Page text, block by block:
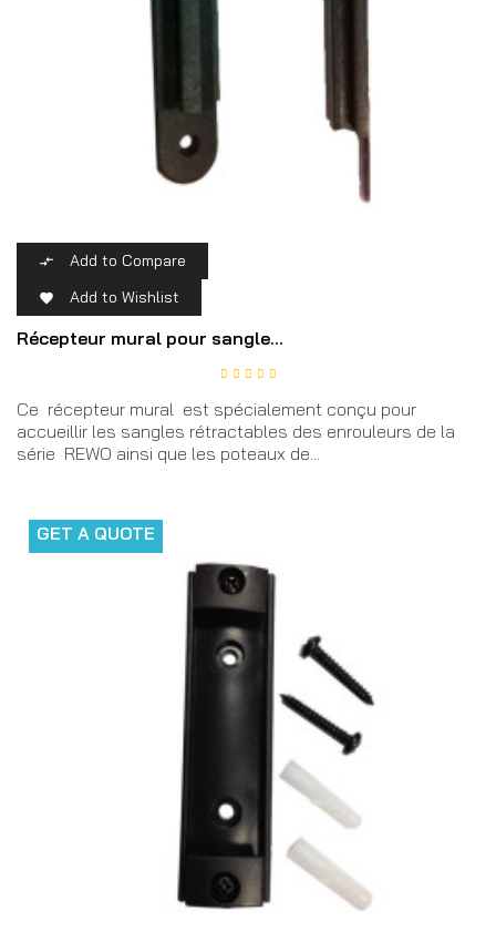
 Add to Compare
 Add to Wishlist
Récepteur mural pour sangle...
Ce récepteur mural est spécialement conçu pour
accueillir les sangles rétractables des enrouleurs de la
série REWO ainsi que les poteaux de...
GET A QUOTE